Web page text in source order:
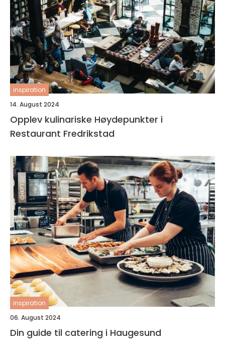
inspiration
14. August 2024
Opplev kulinariske Høydepunkter i
Restaurant Fredrikstad
inspiration
06. August 2024
Din guide til catering i Haugesund